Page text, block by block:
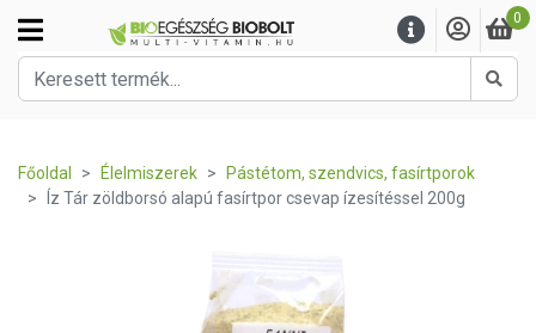
0
Főoldal Élelmiszerek
Pástétom, szendvics, fasírtporok
Íz Tár zöldborsó alapú fasírtpor csevap ízesítéssel 200g